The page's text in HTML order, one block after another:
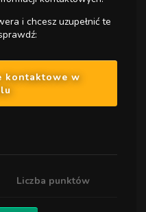
i chcesz uzupełnić te
kontaktowe w
Liczba punktów